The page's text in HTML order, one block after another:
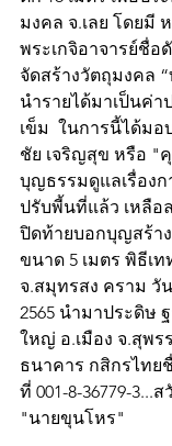
มงคล จ.เลย โดยมี
พระเกจิอาจารย์ชื่อ
จัดสร้างวัตถุมงคล
นำรายได้มาเป็นค่า
เข็ม  ในการนี้ได้ม
ชัย เจริญสุข หรือ "
บุญธรรมดูแลเรื่อง
ปรับพี้นที่แล้ว เหลือ
ปิดท้ายบอกบุญสร้า
ขนาด 5 เมตร พิธีเ
จ.สมุทรสง คราม วั
2565 นำมาประดิษ
ใหญ่ อ.เมือง จ.สุพ
ธนาคาร กสิกรไท
ที่ 001-8-36779-3...ส
"นายขุนโหร"